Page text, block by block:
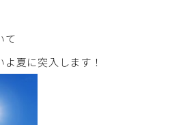
て
夏に突入します！